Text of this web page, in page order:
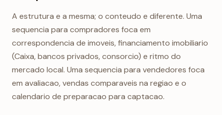
A estrutura e a mesma; o conteudo e diferente. Uma
sequencia para compradores foca em
correspondencia de imoveis, financiamento imobiliario
(Caixa, bancos privados, consorcio) e ritmo do
mercado local. Uma sequencia para vendedores foca
em avaliacao, vendas comparaveis na regiao e o
calendario de preparacao para captacao.